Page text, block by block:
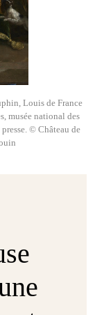
Louis de France
musée national des
© Château de